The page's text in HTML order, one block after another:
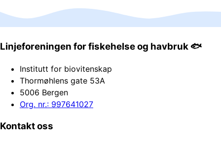
Linjeforeningen for fiskehelse og havbruk 🐟
Institutt for biovitenskap
Thormøhlens gate 53A
5006 Bergen
Org. nr.: 997641027
Kontakt oss